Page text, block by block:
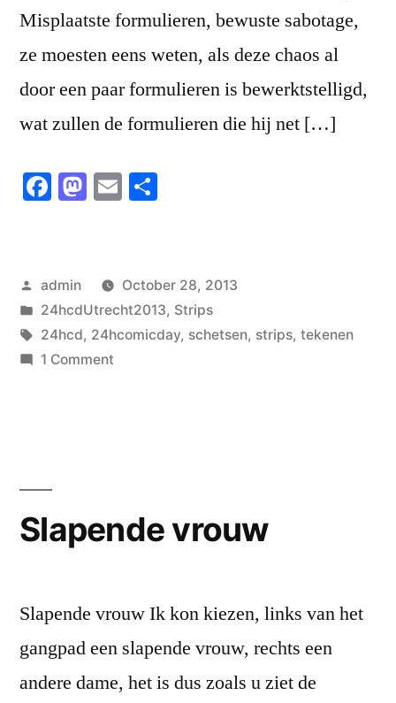
Misplaatste formulieren, bewuste sabotage,
ze moesten eens weten, als deze chaos al
door een paar formulieren is bewerktstelligd,
wat zullen de formulieren die hij net […]
Facebook
Mastodon
Email
Posted
by
admin
October 28, 2013
Posted
in
24hcdUtrecht2013, Strips
Tags:
24hcd, 24hcomicday, schetsen, strips, tekenen
1 Commenton
Slapende vrouw
Slapende vrouw Ik kon kiezen, links van het
gangpad een slapende vrouw, rechts een
andere dame, het is dus zoals u ziet de